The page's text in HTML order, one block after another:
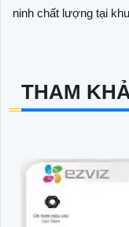
ninh chất lượng tại
THAM